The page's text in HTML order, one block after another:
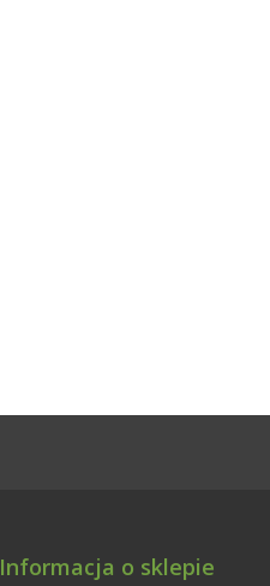
Informacja o sklepie